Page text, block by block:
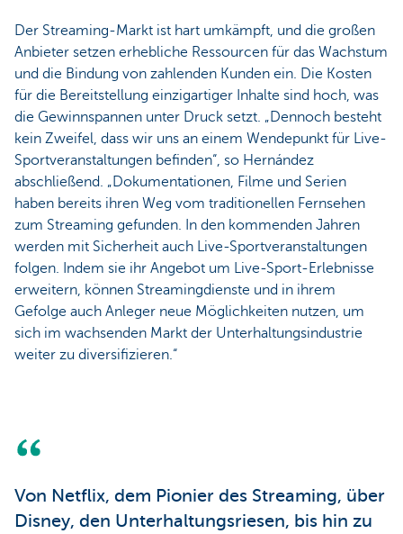
Der Streaming-Markt ist hart umkämpft, und die großen
Anbieter setzen erhebliche Ressourcen für das Wachstum
und die Bindung von zahlenden Kunden ein. Die Kosten
für die Bereitstellung einzigartiger Inhalte sind hoch, was
die Gewinnspannen unter Druck setzt. „Dennoch besteht
kein Zweifel, dass wir uns an einem Wendepunkt für Live-
Sportveranstaltungen befinden“, so Hernández
abschließend. „Dokumentationen, Filme und Serien
haben bereits ihren Weg vom traditionellen Fernsehen
zum Streaming gefunden. In den kommenden Jahren
werden mit Sicherheit auch Live-Sportveranstaltungen
folgen. Indem sie ihr Angebot um Live-Sport-Erlebnisse
erweitern, können Streamingdienste und in ihrem
Gefolge auch Anleger neue Möglichkeiten nutzen, um
sich im wachsenden Markt der Unterhaltungsindustrie
weiter zu diversifizieren.“
Von Netflix, dem Pionier des Streaming, über
Disney, den Unterhaltungsriesen, bis hin zu